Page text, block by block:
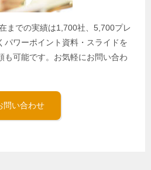
までの実績は1,700社、5,700プレ
パワーポイント資料・スライドを
も可能です。お気軽にお問い合わ
問い合わせ